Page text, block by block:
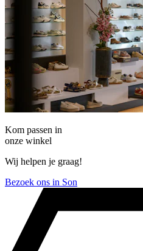
Kom passen in
onze winkel
Wij helpen je graag!
Bezoek ons in Son